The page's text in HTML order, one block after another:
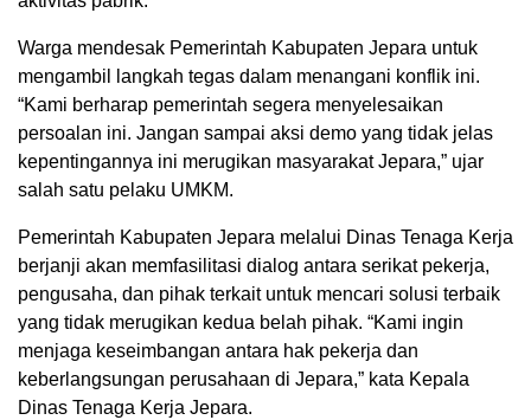
Warga mendesak Pemerintah Kabupaten Jepara untuk
mengambil langkah tegas dalam menangani konflik ini.
“Kami berharap pemerintah segera menyelesaikan
persoalan ini. Jangan sampai aksi demo yang tidak jelas
kepentingannya ini merugikan masyarakat Jepara,” ujar
salah satu pelaku UMKM.
Pemerintah Kabupaten Jepara melalui Dinas Tenaga Kerja
berjanji akan memfasilitasi dialog antara serikat pekerja,
pengusaha, dan pihak terkait untuk mencari solusi terbaik
yang tidak merugikan kedua belah pihak. “Kami ingin
menjaga keseimbangan antara hak pekerja dan
keberlangsungan perusahaan di Jepara,” kata Kepala
Dinas Tenaga Kerja Jepara.